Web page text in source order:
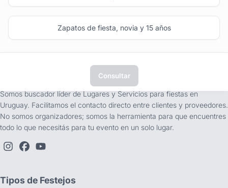
Zapatos de fiesta, novia y 15 años
Consultar
Somos buscador líder de Lugares y Servicios para fiestas en
Uruguay. Facilitamos el contacto directo entre clientes y proveedores.
No somos organizadores; somos la herramienta para que encuentres
todo lo que necesitás para tu evento en un solo lugar.
Tipos de Festejos